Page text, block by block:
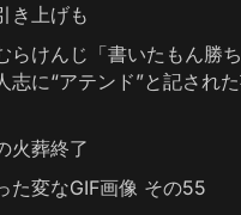
き上げも
らけんじ「書いたもん勝
に“アテンド”と記され
火葬終了
た変なGIF画像 その55